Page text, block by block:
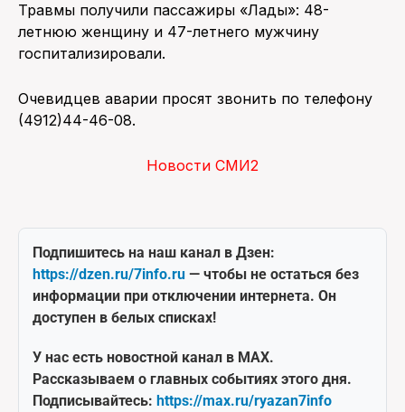
Травмы получили пассажиры «Лады»: 48-
летнюю женщину и 47-летнего мужчину
госпитализировали.
Очевидцев аварии просят звонить по телефону
(4912)44-46-08.
Новости СМИ2
Подпишитесь на наш канал в Дзен:
https://dzen.ru/7info.ru — чтобы не остаться без
информации при отключении интернета. Он
доступен в белых списках!
У нас есть новостной канал в MAX.
Рассказываем о главных событиях этого дня.
Подписывайтесь: https://max.ru/ryazan7info